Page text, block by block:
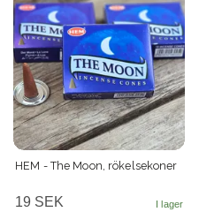
HEM - The Moon, rökelsekoner
19 SEK